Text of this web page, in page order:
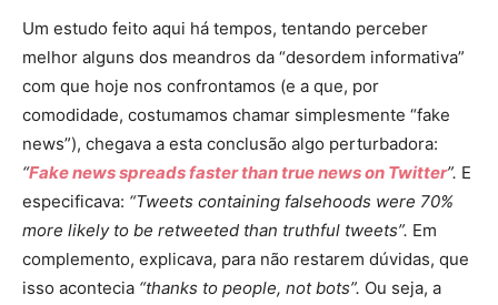
Um estudo feito aqui há tempos, tentando perceber
melhor alguns dos meandros da “desordem informativa”
com que hoje nos confrontamos (e a que, por
comodidade, costumamos chamar simplesmente “fake
news”), chegava a esta conclusão algo perturbadora:
“Fake news spreads faster than true news on Twitter”. E
especificava: “Tweets containing falsehoods were 70%
more likely to be retweeted than truthful tweets”. Em
complemento, explicava, para não restarem dúvidas, que
isso acontecia “thanks to people, not bots”. Ou seja, a